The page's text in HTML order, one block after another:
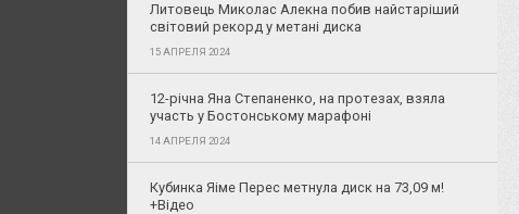
Литовець Миколас Алекна побив найстаріший
світовий рекорд у метані диска
15 АПРЕЛЯ 2024
12-річна Яна Степаненко, на протезах, взяла
участь у Бостонському марафоні
14 АПРЕЛЯ 2024
Кубинка Яіме Перес метнула диск на 73,09 м!
+Відео